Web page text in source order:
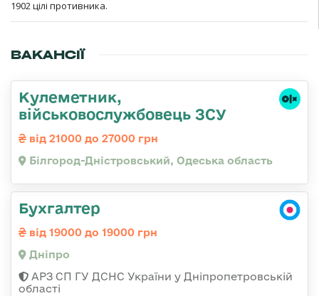
1902 цілі противника.
ВАКАНСІЇ
Кулеметник,
військовослужбовець ЗСУ
від 21000 до 27000 грн
Білгород-Дністровський, Одеська область
Бухгалтер
від 19000 до 19000 грн
Дніпро
АРЗ СП ГУ ДСНС України у Дніпропетровській
області